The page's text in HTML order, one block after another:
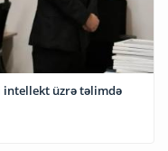
intellekt üzrə təlimdə